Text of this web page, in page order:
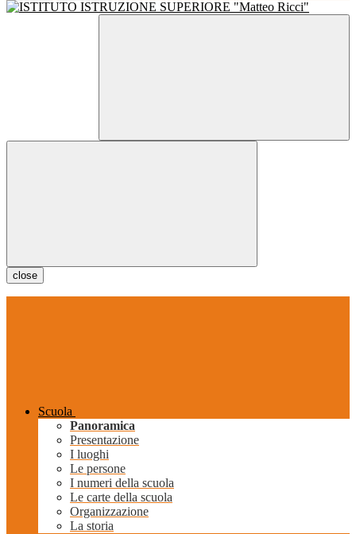
close
Scuola
Panoramica
Presentazione
I luoghi
Le persone
I numeri della scuola
Le carte della scuola
Organizzazione
La storia